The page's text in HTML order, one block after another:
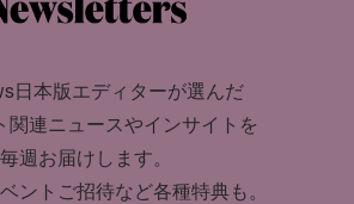
日本版エディターが選んだ
関連ニュースやインサイトを
毎週お届けします。
ントご招待など各種特典も。